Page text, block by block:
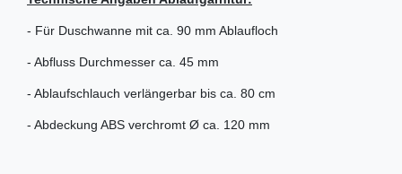
- Für Duschwanne mit ca. 90 mm Ablaufloch
- Abfluss Durchmesser ca. 45 mm
- Ablaufschlauch verlängerbar bis ca. 80 cm
- Abdeckung ABS verchromt Ø ca. 120 mm